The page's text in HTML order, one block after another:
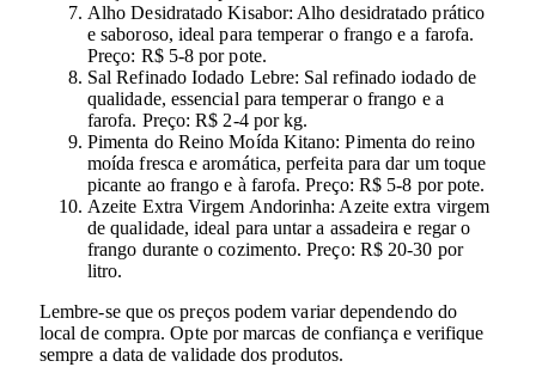
Alho Desidratado Kisabor: Alho desidratado prático
e saboroso, ideal para temperar o frango e a farofa.
Preço: R$ 5-8 por pote.
Sal Refinado Iodado Lebre: Sal refinado iodado de
qualidade, essencial para temperar o frango e a
farofa. Preço: R$ 2-4 por kg.
Pimenta do Reino Moída Kitano: Pimenta do reino
moída fresca e aromática, perfeita para dar um toque
picante ao frango e à farofa. Preço: R$ 5-8 por pote.
Azeite Extra Virgem Andorinha: Azeite extra virgem
de qualidade, ideal para untar a assadeira e regar o
frango durante o cozimento. Preço: R$ 20-30 por
litro.
Lembre-se que os preços podem variar dependendo do
local de compra. Opte por marcas de confiança e verifique
sempre a data de validade dos produtos.